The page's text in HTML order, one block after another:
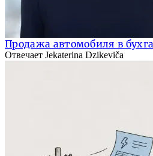
Продажа автомобиля в
Отвечает Jekaterina Dzikeviča